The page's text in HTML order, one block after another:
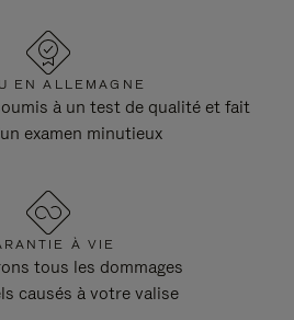
EN ALLEMAGNE
à un test de qualité et fait
examen minutieux
À VIE
tous les dommages
causés à votre valise